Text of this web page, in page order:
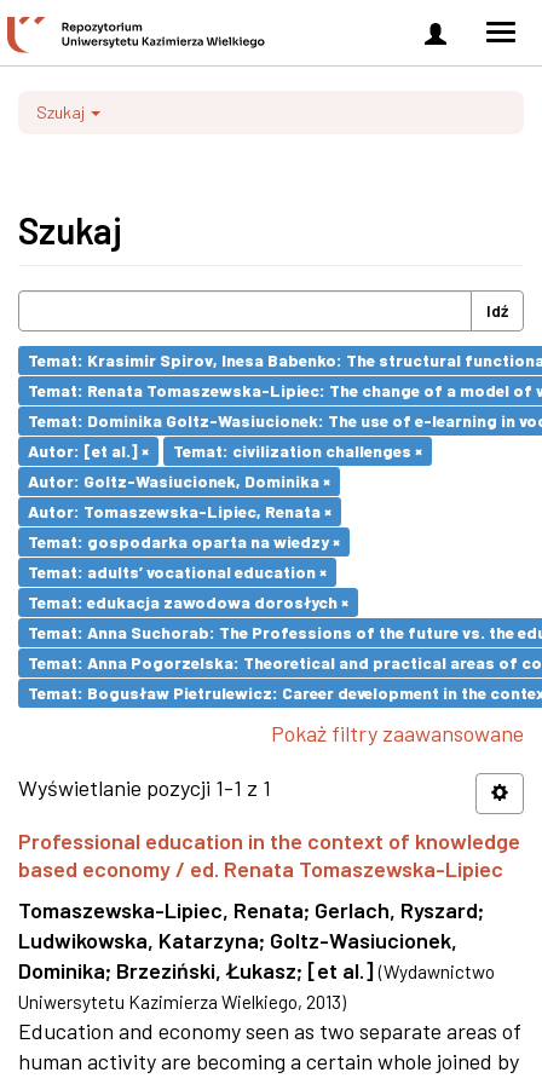
Zaloguj
się
Szukaj
Szukaj
Idź
Temat: Krasimir Spirov, Inesa Babenko: The structural
Temat: Renata Tomaszewska-Lipiec: The change of a model
Temat: Dominika Goltz-Wasiucionek: The use of e-learning in
Autor: [et al.] ×
Temat: civilization challenges ×
Autor: Goltz-Wasiucionek, Dominika ×
Autor: Tomaszewska-Lipiec, Renata ×
Temat: gospodarka oparta na wiedzy ×
Temat: adults’ vocational education ×
Temat: edukacja zawodowa dorosłych ×
Temat: Anna Suchorab: The Professions of the future vs. the
Temat: Anna Pogorzelska: Theoretical and practical areas of
Temat: Bogusław Pietrulewicz: Career development in the
Pokaż filtry zaawansowane
Wyświetlanie pozycji 1-1 z 1
Professional education in the context of knowledge
based economy / ed. Renata Tomaszewska-Lipiec
Tomaszewska-Lipiec, Renata; Gerlach, Ryszard;
Ludwikowska, Katarzyna; Goltz-Wasiucionek,
Dominika; Brzeziński, Łukasz; [et al.] (Wydawnictwo
Uniwersytetu Kazimierza Wielkiego, 2013)
Education and economy seen as two separate areas of
human activity are becoming a certain whole joined by